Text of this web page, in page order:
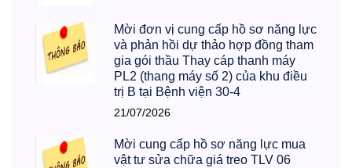
Mời đơn vị cung cấp hồ sơ năng lực
và phản hồi dự thảo hợp đồng tham
gia gói thầu Thay cáp thanh máy
PL2 (thang máy số 2) của khu điều
trị B tại Bệnh viện 30-4
21/07/2026
Mời cung cấp hồ sơ năng lực mua
vật tư sửa chữa giá treo TLV 06